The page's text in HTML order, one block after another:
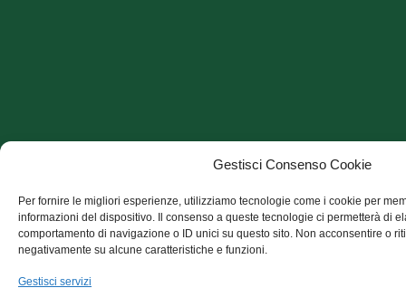
Gestisci Consenso Cookie
Per fornire le migliori esperienze, utilizziamo tecnologie come i cookie per
informazioni del dispositivo. Il consenso a queste tecnologie ci permetterà di
comportamento di navigazione o ID unici su questo sito. Non acconsentire o
negativamente su alcune caratteristiche e funzioni.
Gestisci servizi